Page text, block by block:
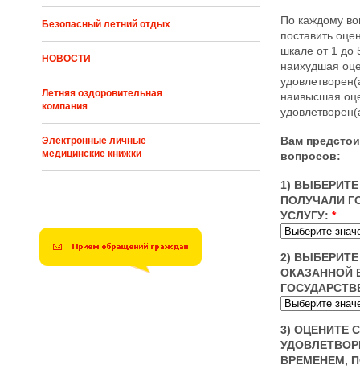
Безопасный летний отдых
НОВОСТИ
Летняя оздоровительная
компания
Электронные личные
медицинские книжки
По каждому
поставить
шкале от 1 до
наихудшая
наивысшая
Вам
вопросов:
1)
ПОЛУЧАЛИ
УСЛУГУ: *
2)
ОКАЗАННОЙ
3) ОЦЕНИТЕ
ВРЕМЕНЕМ,